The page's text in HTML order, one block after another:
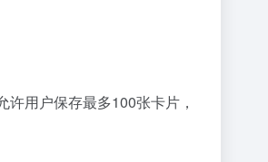
用户保存最多100张卡片，